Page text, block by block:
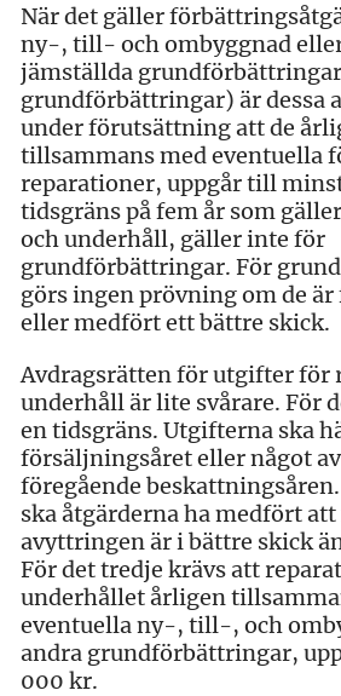
När det gäller
ny-, till- och ombyggnad
jämställda
grundförbättringar) är dessa
under förutsättning att de
tillsammans med eventuella
reparationer, uppgår till
tidsgräns på fem år som
och underhåll, gäller inte för
grundförbättringar. För
görs ingen prövning om de
eller medfört ett bättre skick.
Avdragsrätten för utgifter för
underhåll är lite svårare. För
en tidsgräns. Utgifterna ska
försäljningsåret eller något
föregående
ska åtgärderna ha medfört
avyttringen är i bättre skick
För det tredje krävs att
underhållet årligen
eventuella ny-, till-, och
andra grundförbättringar,
000 kr.